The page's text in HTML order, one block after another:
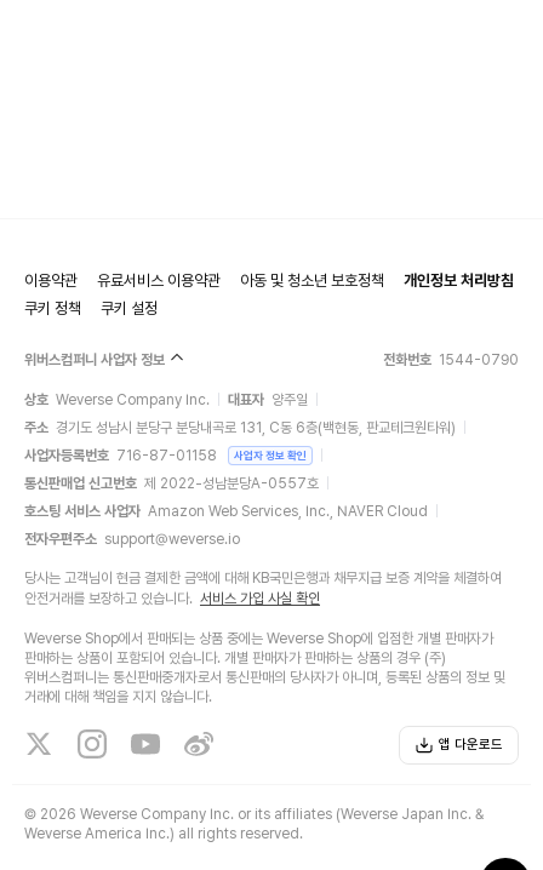
이용약관 유료서비스 이용약관 아동 및 청소년 보호정책
개인정보 처리방침
쿠키 정책
쿠키 설정
위버스컴퍼니 사업자 정보 전화번호 1544-0790
상호 Weverse Company Inc. 대표자 양주일
주소 경기도 성남시 분당구 분당내곡로 131, C동 6층(백현동, 판교테크원타워)
사업자등록번호 716-87-01158 사업자 정보 확인
통신판매업 신고번호 제 2022-성남분당A-0557호
호스팅 서비스 사업자 Amazon Web Services, Inc., NAVER Cloud
전자우편주소 support@weverse.io
당사는 고객님이 현금 결제한 금액에 대해 KB국민은행과 채무지급 보증 계약을 체결하여
안전거래를 보장하고 있습니다. 서비스 가입 사실 확인
Weverse Shop에서 판매되는 상품 중에는 Weverse Shop에 입점한 개별 판매자가
판매하는 상품이 포함되어 있습니다. 개별 판매자가 판매하는 상품의 경우 (주)
위버스컴퍼니는 통신판매중개자로서 통신판매의 당사자가 아니며, 등록된 상품의 정보 및
거래에 대해 책임을 지지 않습니다.
앱 다운로드
© 2026 Weverse Company Inc. or its affiliates (Weverse Japan Inc. &
Weverse America Inc.) all rights reserved.